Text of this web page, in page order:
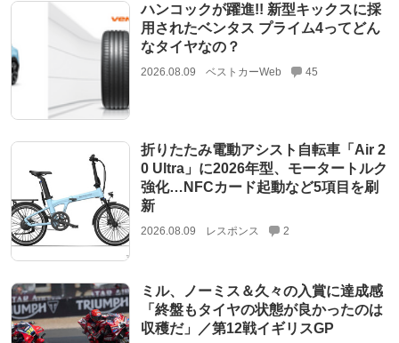
ハンコックが躍進!! 新型キックスに採
用されたベンタス プライム4ってどん
なタイヤなの？
2026.08.09 ベストカーWeb 45
折りたたみ電動アシスト自転車「Air 2
0 Ultra」に2026年型、モータートルク
強化…NFCカード起動など5項目を刷
新
2026.08.09 レスポンス 2
ミル、ノーミス＆久々の入賞に達成感
「終盤もタイヤの状態が良かったのは
収穫だ」／第12戦イギリスGP